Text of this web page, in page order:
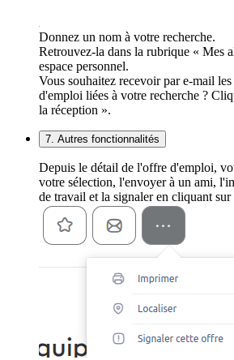
Donnez un nom à votre recherche.
Retrouvez-la dans la rubrique « Mes
espace personnel.
Vous souhaitez recevoir par e-mail
d'emploi liées à votre recherche ?
la réception ».
7. Autres fonctionnalités
Depuis le détail de l'offre d'emploi,
votre sélection, l'envoyer à un ami,
de travail et la signaler en cliquant sur